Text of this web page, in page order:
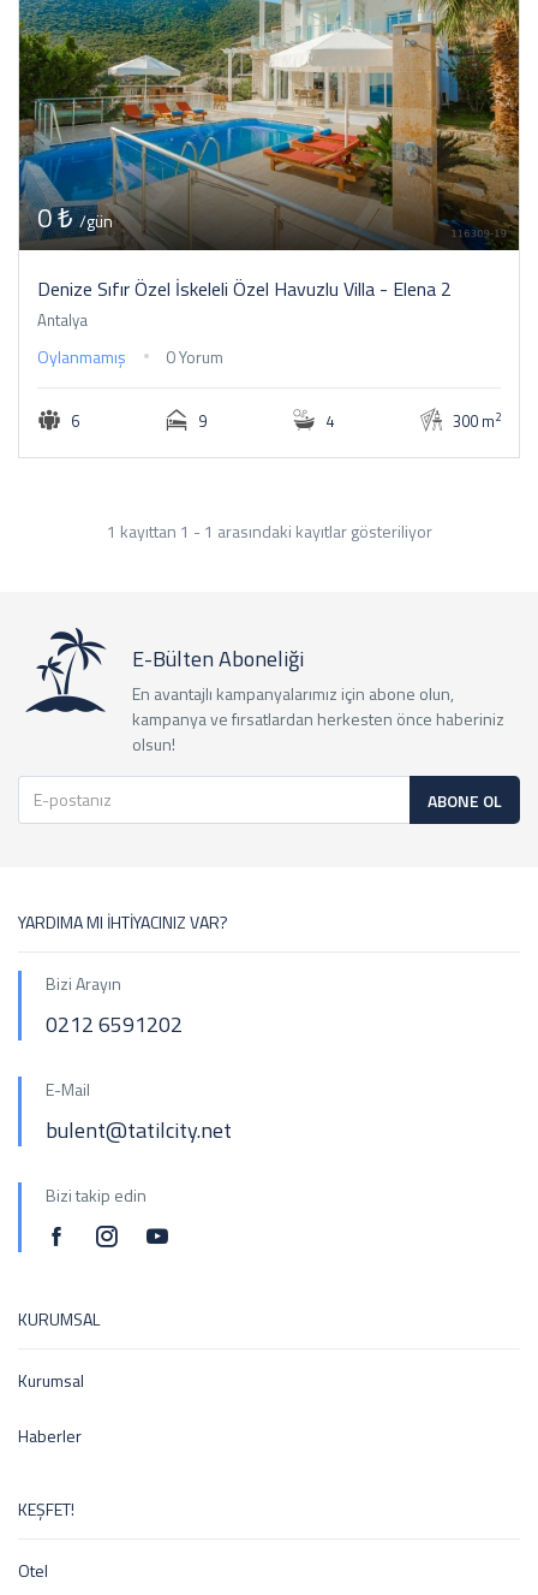
0 ₺/gün
Denize Sıfır Özel İskeleli Özel Havuzlu Villa - Elena 2
Antalya
Oylanmamış 0 Yorum
6 9 4 300 m2
1 kayıttan 1 - 1 arasındaki kayıtlar gösteriliyor
E-Bülten Aboneliği
En avantajlı kampanyalarımız için abone olun,
kampanya ve fırsatlardan herkesten önce haberiniz
olsun!
ABONE OL
YARDIMA MI İHTİYACINIZ VAR?
Bizi Arayın
0212 6591202
E-Mail
bulent@tatilcity.net
Bizi takip edin
KURUMSAL
Kurumsal
Haberler
KEŞFET!
Otel